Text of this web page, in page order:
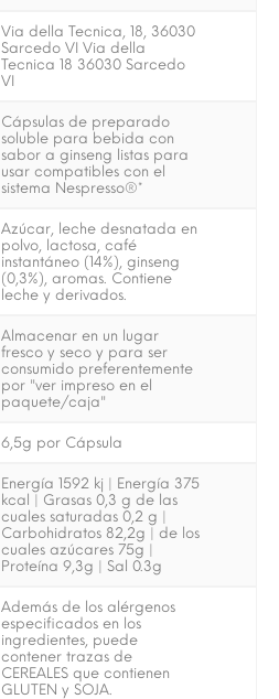
Via della Tecnica, 18, 36030
Sarcedo VI Via della
Tecnica 18 36030 Sarcedo
VI
Cápsulas de preparado
soluble para bebida con
sabor a ginseng listas para
usar compatibles con el
sistema Nespresso®*
Azúcar, leche desnatada en
polvo, lactosa, café
instantáneo (14%), ginseng
(0,3%), aromas. Contiene
leche y derivados.
Almacenar en un lugar
fresco y seco y para ser
consumido preferentemente
por "ver impreso en el
paquete/caja"
6,5g por Cápsula
Energía 1592 kj | Energía 375
kcal | Grasas 0,3 g de las
cuales saturadas 0,2 g |
Carbohidratos 82,2g | de los
cuales azúcares 75g |
Proteína 9,3g | Sal 0.3g
Además de los alérgenos
especificados en los
ingredientes, puede
contener trazas de
CEREALES que contienen
GLUTEN y SOJA.